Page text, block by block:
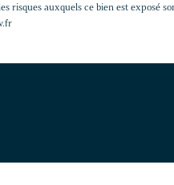
risques auxquels ce bien est exposé